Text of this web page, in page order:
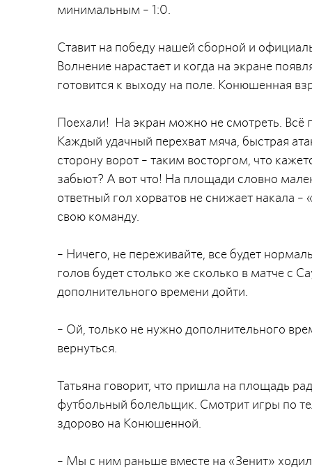
минимальным – 1:0.
Ставит на победу нашей сборной и
Волнение нарастает и когда на экране
готовится к выходу на поле. Конюшенная
Поехали! На экран можно не смотреть. Всё
Каждый удачный перехват мяча, быстрая
сторону ворот – таким восторгом, что
забьют? А вот что! На площади словно
ответный гол хорватов не снижает накала
свою команду.
– Ничего, не переживайте, все будет
голов будет столько же сколько в матче с
дополнительного времени дойти.
– Ой, только не нужно дополнительного
вернуться.
Татьяна говорит, что пришла на площадь
футбольный болельщик. Смотрит игры по
здорово на Конюшенной.
– Мы с ним раньше вместе на «Зенит»